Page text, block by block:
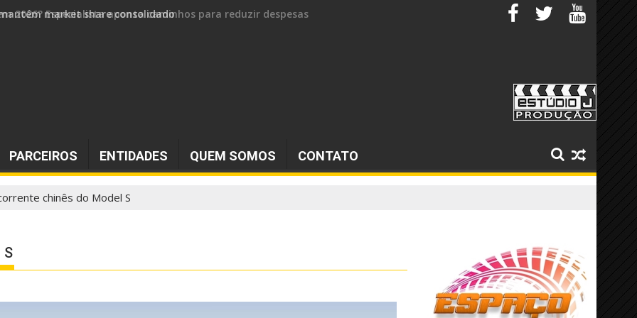
market share consolidado
PARCEIROS ENTIDADES QUEM SOMOS CONTATO
chinês do Model S
S